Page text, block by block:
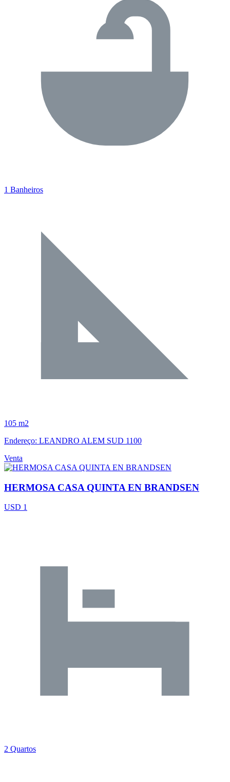
1 Banheiros
105 m2
Endereço: LEANDRO ALEM SUD 1100
Venta
HERMOSA CASA QUINTA EN BRANDSEN
USD 1
2 Quartos